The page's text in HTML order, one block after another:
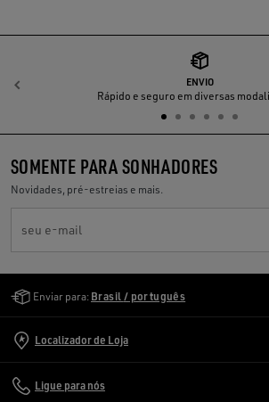
ENVIO
Rápido e seguro em diversas
Anterior
SOMENTE PARA SONHADORES
Novidades, pré-estreias e mais.
seu e-mail
Enviar para: Brasil / português
Localizador de Loja
Ligue para nós